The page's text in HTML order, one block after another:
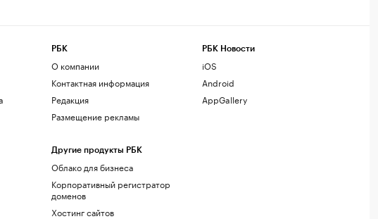
РБК
О компании
Контактная информация
Редакция
Размещение рекламы
Другие продукты РБК
Облако для бизнеса
Корпоративный регистратор
доменов
Хостинг сайтов
РБК Новости
iOS
Android
AppGallery